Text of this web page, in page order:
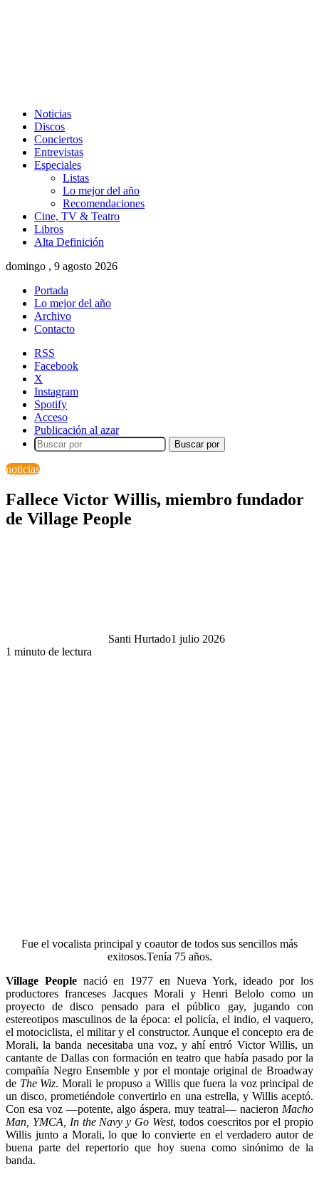
Noticias
Discos
Conciertos
Entrevistas
Especiales
Listas
Lo mejor del año
Recomendaciones
Cine, TV & Teatro
Libros
Alta Definición
domingo , 9 agosto 2026
Portada
Lo mejor del año
Archivo
Contacto
RSS
Facebook
X
Instagram
Spotify
Acceso
Publicación al azar
Buscar por
noticias
Fallece Victor Willis, miembro fundador
de Village People
Santi Hurtado1 julio 2026
1 minuto de lectura
Fue el vocalista principal y coautor de todos sus sencillos más
exitosos.Tenía 75 años.
Village Peoplenació en 1977 en Nueva York, ideado por los
productores franceses Jacques Morali y Henri Belolo como un
proyecto de disco pensado para el público gay, jugando con
estereotipos masculinos de la época: el policía, el indio, el vaquero,
el motociclista, el militar y el constructor. Aunque el concepto era de
Morali, la banda necesitaba una voz, y ahí entró Victor Willis, un
cantante de Dallas con formación en teatro que había pasado por la
compañía Negro Ensemble y por el montaje original de Broadway
de The Wiz. Morali le propuso a Willis que fuera la voz principal de
un disco, prometiéndole convertirlo en una estrella, y Willis aceptó.
Con esa voz —potente, algo áspera, muy teatral— nacieron Macho
Man, YMCA, In the Navy y Go West, todos coescritos por el propio
Willis junto a Morali, lo que lo convierte en el verdadero autor de
buena parte del repertorio que hoy suena como sinónimo de la
banda.